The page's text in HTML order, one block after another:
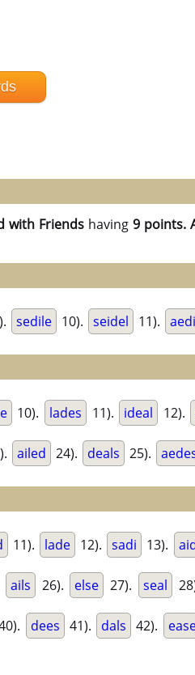
with Friendshaving 9 points.
sedile 10). seidel 11).
10). lades 11). ideal 12).
ailed 24). deals 25).
11). lade 12). sadi 13).
ails 26). else 27). seal
dees 41). dals 42).